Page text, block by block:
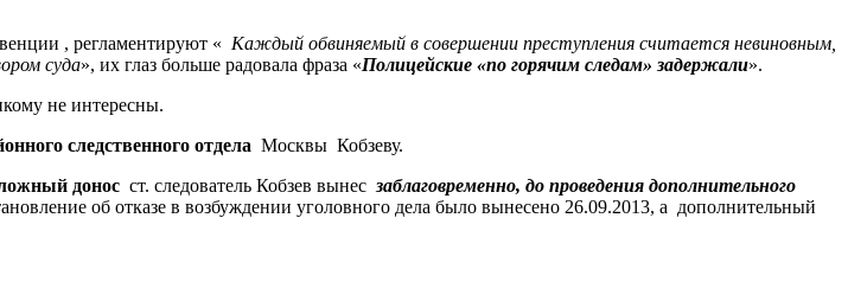
, регламентируют « Каждый обвиняемый в совершении преступления считается невиновным,
суда», их глаз больше радовала фраза «Полицейские «по горячим следам» задержали».
не интересны.
следственного отдела Москвы Кобзеву.
ложный донос ст. следователь Кобзев вынес заблаговременно, до проведения дополнительного
об отказе в возбуждении уголовного дела было вынесено 26.09.2013, а дополнительный